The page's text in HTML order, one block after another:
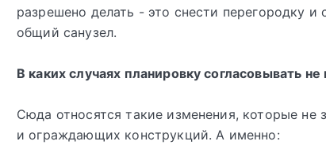
разрешено делать - это снести перегородку и
общий санузел.
В каких случаях планировку согласовывать
Сюда относятся такие изменения, которые не
и ограждающих конструкций. А именно: